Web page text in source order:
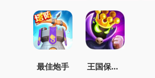
最佳炮手 王国保卫战4最新dlc下载